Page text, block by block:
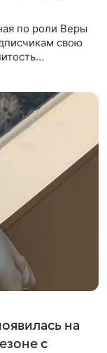
по роли Веры
свою
на
с